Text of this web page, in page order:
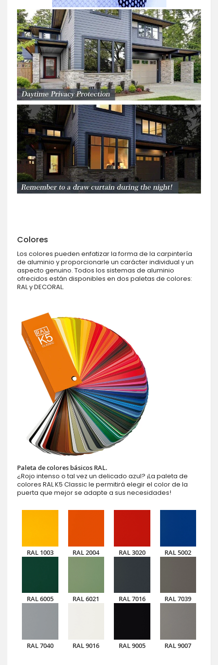
Colores
Los colores pueden enfatizar la forma de la carpintería
de aluminio y proporcionarle un carácter individual y un
aspecto genuino. Todos los sistemas de aluminio
ofrecidos están disponibles en dos paletas de colores:
RAL y DECORAL.
Paleta de colores básicos RAL.
¿Rojo intenso o tal vez un delicado azul? ¡La paleta de
colores RAL K5 Classic le permitirá elegir el color de la
puerta que mejor se adapte a sus necesidades!
RAL 1003 RAL 2004 RAL 3020 RAL 5002
RAL 6005 RAL 6021 RAL 7016 RAL 7039
RAL 7040 RAL 9016 RAL 9005 RAL 9007